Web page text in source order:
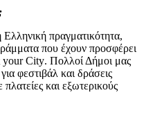
πραγματικότητα,
που έχουν προσφέρει
your City. Πολλοί Δήμοι μας
φεστιβάλ και δράσεις
και εξωτερικούς